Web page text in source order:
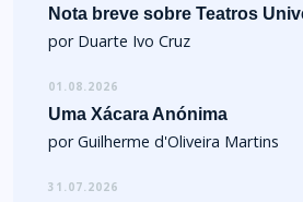
Nota breve sobre Teatros
por Duarte Ivo Cruz
01.08.2026
Uma Xácara Anónima
por Guilherme d'Oliveira Martins
31.07.2026